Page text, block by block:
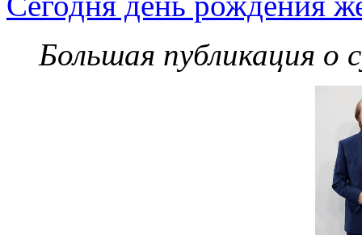
Большая публикация о